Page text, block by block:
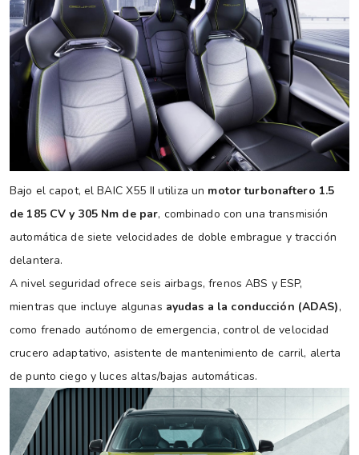
Bajo el capot, el BAIC X55 II utiliza un motor turbonaftero 1.5
de 185 CV y 305 Nm de par, combinado con una transmisión
automática de siete velocidades de doble embrague y tracción
delantera.
A nivel seguridad ofrece seis airbags, frenos ABS y ESP,
mientras que incluye algunas ayudas a la conducción (ADAS),
como frenado autónomo de emergencia, control de velocidad
crucero adaptativo, asistente de mantenimiento de carril, alerta
de punto ciego y luces altas/bajas automáticas.